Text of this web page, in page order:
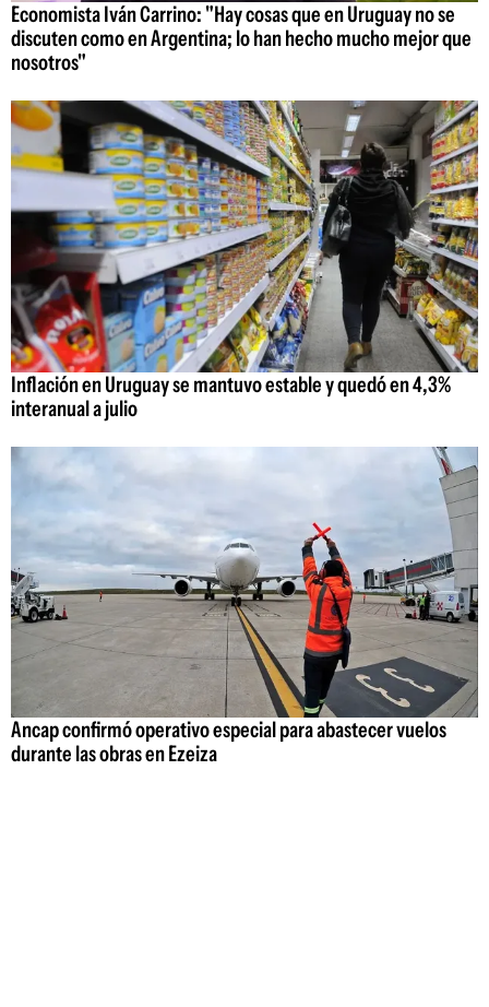
Economista Iván Carrino: "Hay cosas que en Uruguay no se
discuten como en Argentina; lo han hecho mucho mejor que
nosotros"
Inflación en Uruguay se mantuvo estable y quedó en 4,3%
interanual a julio
Ancap confirmó operativo especial para abastecer vuelos
durante las obras en Ezeiza